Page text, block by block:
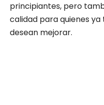
principiantes, pero
calidad para quienes
desean mejorar.